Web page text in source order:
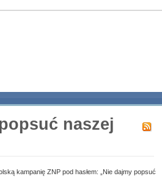
naszej
kampanię ZNP pod hasłem: „Nie dajmy popsuć